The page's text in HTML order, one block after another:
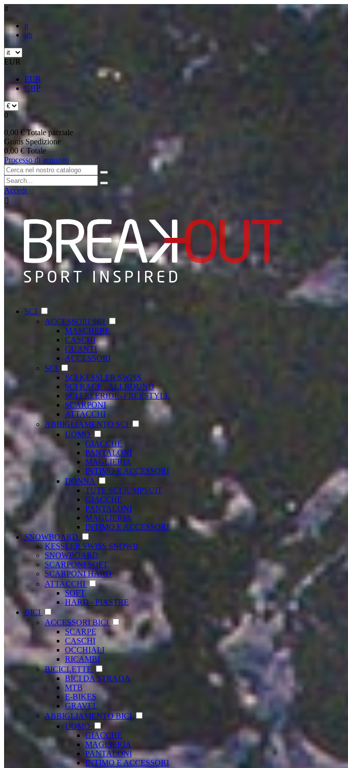
it
it
gb
EUR
EUR
GBP
0
0,00 € Totale parziale
Gratis Spedizione
0,00 € Totale
Processo di acquisto
Accedi

SCI
ACCESSORI SCI
MASCHERE
CASCHI
GUANTI
ACCESSORI
SCI
SCI KESSLER SWISS
SCI RACE - ALLROUND
SCI FREERIDE- FREESTYLE
SCARPONI
ATTACCHI
ABBIGLIAMENTO SCI
UOMO
GIACCHE
PANTALONI
MAGLIERIA
INTIMO E ACCESSORI
DONNA
TUTE SCI JUMPSUIT
GIACCHE
PANTALONI
MAGLIERIA
INTIMO E ACCESSORI
SNOWBOARD
KESSLER SWISS SNOWB
SNOWBOARD
SCARPONI SOFT
SCARPONI HARD
ATTACCHI
SOFT
HARD - PIASTRE
BICI
ACCESSORI BICI
SCARPE
CASCHI
OCCHIALI
RICAMBI
BICICLETTE
BICI DA STRADA
MTB
E-BIKES
GRAVEL
ABBIGLIAMENTO BICI
UOMO
GIACCHE
MAGLIERIA
PANTALONI
INTIMO E ACCESSORI